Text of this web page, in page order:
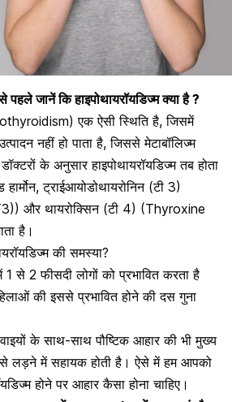
पहले जानें कि हाइपोथायरॉयडिज्म क्या है ?
एक ऐसी स्थिति है, जिसमें
उत्पादन नहीं हो पाता है, जिससे मेटाबॉलिज्म
के अनुसार हाइपोथायरॉयडिज्म तब होता
ट्राईआयोडोथायरोनिन (टी 3)
और थायरोक्सिन (टी 4) (Thyroxine
है।
की समस्या?
1 से 2 फीसदी लोगों को प्रभावित करता है
की इससे प्रभावित होने की दस गुना
के साथ-साथपौष्टिक आहारकी भी मुख्य
से लड़ने में सहायक होती है। ऐसे में हम आपको
होने पर आहार कैसा होना चाहिए।